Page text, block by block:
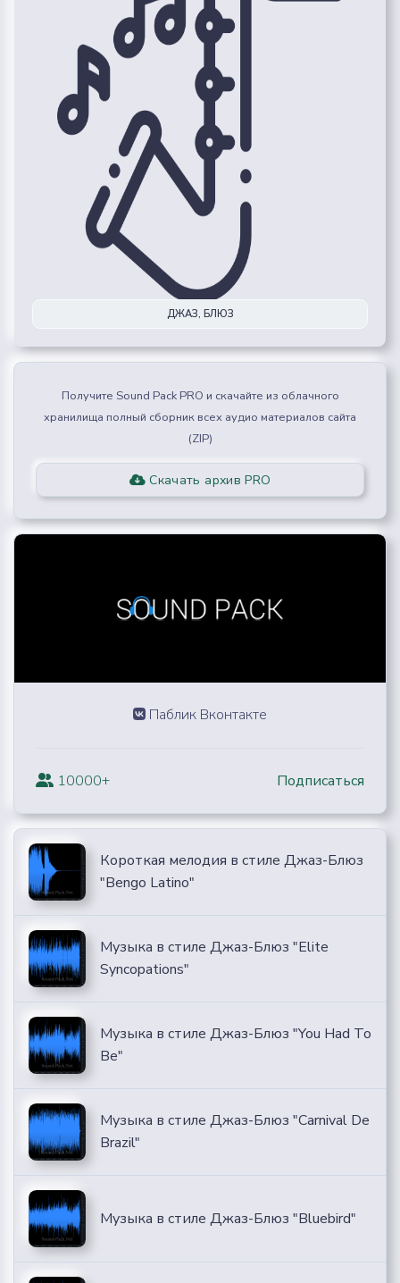
ДЖАЗ, БЛЮЗ
Получите Sound Pack PRO и скачайте из облачного
хранилища полный сборник всех аудио материалов сайта
(ZIP)
Скачать архив PRO
Паблик Вконтакте
10000+ Подписаться
Короткая мелодия в стиле Джаз-Блюз
"Bengo Latino"
Музыка в стиле Джаз-Блюз "Elite
Syncopations"
Музыка в стиле Джаз-Блюз "You Had To
Be"
Музыка в стиле Джаз-Блюз "Carnival De
Brazil"
Музыка в стиле Джаз-Блюз "Bluebird"